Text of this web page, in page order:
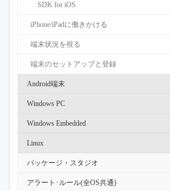
SDK for iOS
iPhone/iPadに働きかける
端末状況を視る
端末のセットアップと登録
Android端末
Windows PC
Windows Embedded
Linux
パッケージ・スタジオ
アラート･ルール(全OS共通)